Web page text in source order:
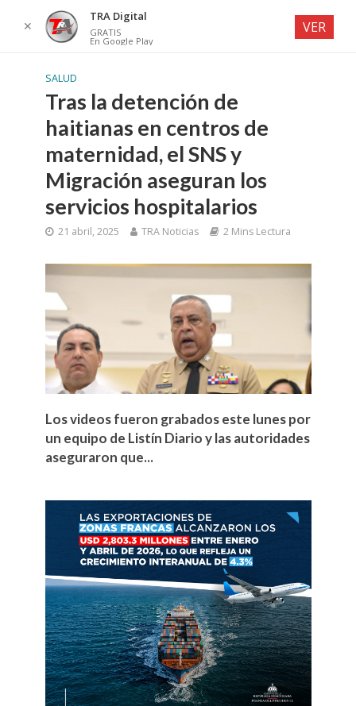
SALUD
Tras la detención de
haitianas en centros de
maternidad, el SNS y
Migración aseguran los
servicios hospitalarios
21 abril, 2025 TRA Noticias 2 Mins Lectura
Los videos fueron grabados este lunes por
un equipo de Listín Diario y las autoridades
aseguraron que...
✕
TRA Digital
GRATIS
En Google Play
VER